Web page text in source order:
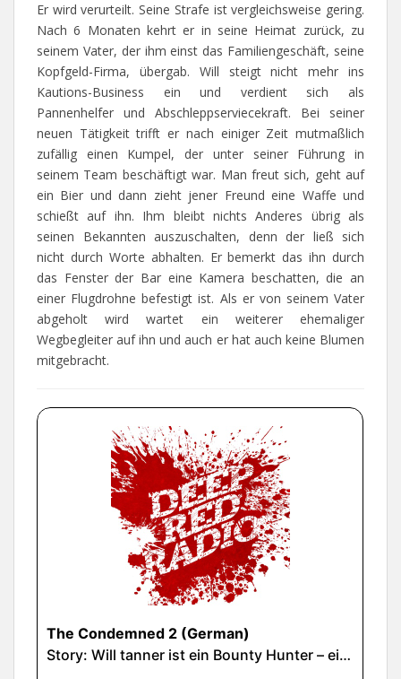
Er wird verurteilt. Seine Strafe ist vergleichsweise gering.
Nach 6 Monaten kehrt er in seine Heimat zurück, zu
seinem Vater, der ihm einst das Familiengeschäft, seine
Kopfgeld-Firma, übergab. Will steigt nicht mehr ins
Kautions-Business ein und verdient sich als
Pannenhelfer und Abschleppserviecekraft. Bei seiner
neuen Tätigkeit trifft er nach einiger Zeit mutmaßlich
zufällig einen Kumpel, der unter seiner Führung in
seinem Team beschäftigt war. Man freut sich, geht auf
ein Bier und dann zieht jener Freund eine Waffe und
schießt auf ihn. Ihm bleibt nichts Anderes übrig als
seinen Bekannten auszuschalten, denn der ließ sich
nicht durch Worte abhalten. Er bemerkt das ihn durch
das Fenster der Bar eine Kamera beschatten, die an
einer Flugdrohne befestigt ist. Als er von seinem Vater
abgeholt wird wartet ein weiterer ehemaliger
Wegbegleiter auf ihn und auch er hat auch keine Blumen
mitgebracht.